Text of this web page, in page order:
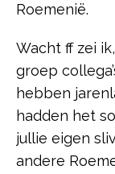
Roemenië.
Wacht ff zei
groep
hebben
hadden het
jullie eigen
andere